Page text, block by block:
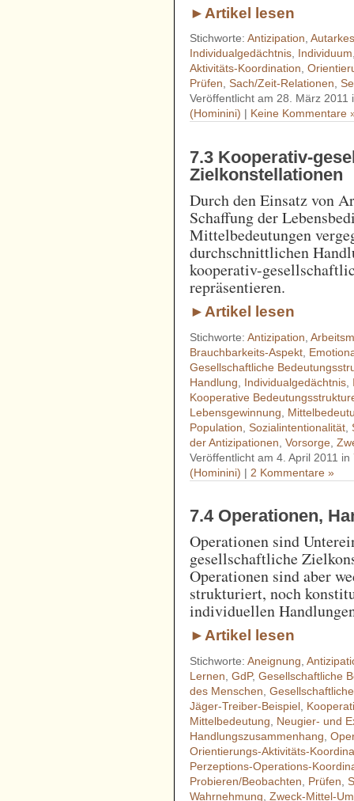
►Artikel lesen
Stichworte:Antizipation,
Individualgedächtnis, Individuum
Aktivitäts-Koordination,
Prüfen,Sach/Zeit-Relationen,
Veröffentlicht am 28. März 2011
(Hominini) | Keine Kommentare
7.3 Kooperativ-
Zielkonstellationen
Durch den Einsatz von
Schaffung der
Mittelbedeutungen
durchschnittlichen
kooperativ-
repräsentieren.
►Artikel lesen
Stichworte:Antizipation ,
Brauchbarkeits-Aspekt
Gesellschaftliche
Handlung
Individualgedächtnis
Kooperative
Lebensgewinnung
Population ,Sozialintentionalität ,
der Antizipationen ,Vorsorge ,
Veröffentlicht am 4. April 2011 in
(Hominini) | 2 Kommentare »
7.4 Operationen,
Operationen sind
gesellschaftliche
Operationen sind aber
strukturiert, noch
individuellen
►Artikel lesen
Stichworte:Aneignung ,
Lernen ,GdP,Gesellschaftliche
des Menschen ,
Jäger-Treiber-Beispiel
Mittelbedeutung
Neugier- und
Handlungszusammenhang ,
Orientierungs-Aktivitäts-
Perzeptions-Operations-
Probieren/Beobachten
Prüfen ,
Wahrnehmung ,Zweck-Mittel-